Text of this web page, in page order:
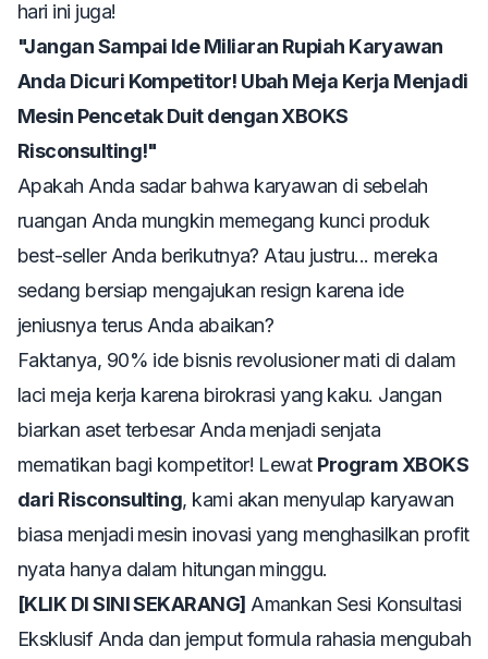
hari ini juga!
"Jangan Sampai Ide Miliaran Rupiah Karyawan
Anda Dicuri Kompetitor! Ubah Meja Kerja Menjadi
Mesin Pencetak Duit dengan XBOKS
Risconsulting!"
Apakah Anda sadar bahwa karyawan di sebelah
ruangan Anda mungkin memegang kunci produk
best-sellerAnda berikutnya? Atau justru... mereka
sedang bersiap mengajukan resign karena ide
jeniusnya terus Anda abaikan?
Faktanya, 90% ide bisnis revolusioner mati di dalam
laci meja kerja karena birokrasi yang kaku. Jangan
biarkan aset terbesar Anda menjadi senjata
mematikan bagi kompetitor! Lewat Program XBOKS
dari Risconsulting, kami akan menyulap karyawan
biasa menjadi mesin inovasi yang menghasilkan profit
nyata hanya dalam hitungan minggu.
[KLIK DI SINI SEKARANG] Amankan Sesi Konsultasi
Eksklusif Anda dan jemput formula rahasia mengubah